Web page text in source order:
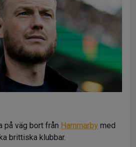
på väg bort från Hammarby med
brittiska klubbar.